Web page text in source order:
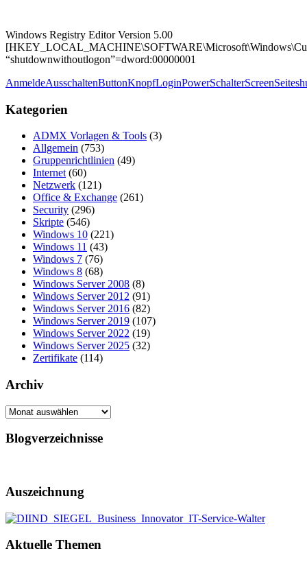
Windows Registry Editor Version 5.00
“shutdownwithoutlogon”=dword:00000001
AnmeldeAusschaltenButtonKnopfLoginPowerSchalterScreenSeite
Kategorien
ADMX Vorlagen & Tools (3)
Allgemein (753)
Gruppenrichtlinien (49)
Internet (60)
Netzwerk (121)
Office & Exchange (261)
Security (296)
Skripte (546)
Windows 10 (221)
Windows 11 (43)
Windows 7 (76)
Windows 8 (68)
Windows Server 2008 (8)
Windows Server 2012 (91)
Windows Server 2016 (82)
Windows Server 2019 (107)
Windows Server 2022 (19)
Windows Server 2025 (32)
Zertifikate (114)
Archiv
Archiv
Blogverzeichnisse
Auszeichnung
Aktuelle Themen